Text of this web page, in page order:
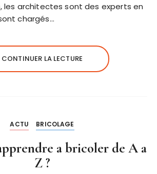
les architectes sont des experts en
chargés…
CONTINUER LA LECTURE
ACTU BRICOLAGE
a bricoler de A a
Z ?